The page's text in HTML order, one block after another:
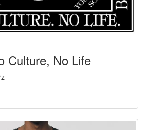
Culture, No Life